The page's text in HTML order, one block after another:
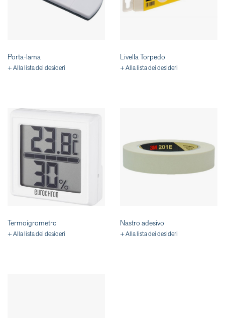
Porta-lama
+ Alla lista dei desideri
Livella Torpedo
+ Alla lista dei desideri
Termoigrometro
+ Alla lista dei desideri
Nastro adesivo
+ Alla lista dei desideri